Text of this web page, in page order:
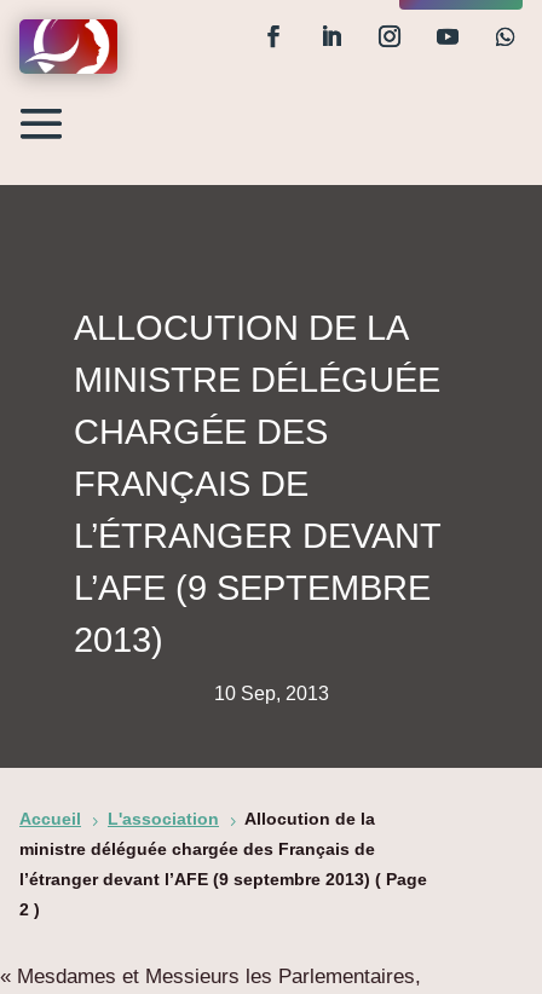
ALLOCUTION DE LA
MINISTRE DÉLÉGUÉE
CHARGÉE DES
FRANÇAIS DE
L’ÉTRANGER DEVANT
L’AFE (9 SEPTEMBRE
2013)
10 Sep, 2013
Accueil 5 L'association 5 Allocution de la
ministre déléguée chargée des Français de
l’étranger devant l’AFE (9 septembre 2013) ( Page
2 )
« Mesdames et Messieurs les Parlementaires,